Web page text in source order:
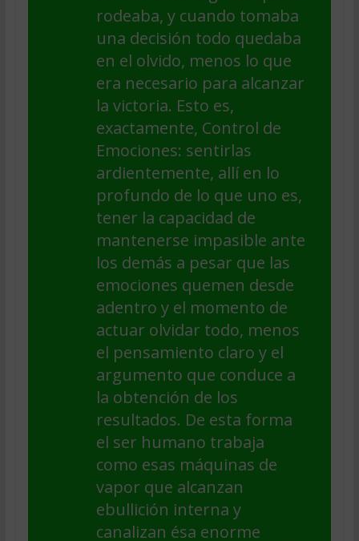
rodeaba, y cuando tomaba
una decisión todo quedaba
en el olvido, menos lo que
era necesario para alcanzar
la victoria. Esto es,
exactamente, Control de
Emociones: sentirlas
ardientemente, allí en lo
profundo de lo que uno es,
tener la capacidad de
mantenerse impasible ante
los demás a pesar que las
emociones quemen desde
adentro y el momento de
actuar olvidar todo, menos
el pensamiento claro y el
argumento que conduce a
la obtención de los
resultados. De esta forma
el ser humano trabaja
como esas máquinas de
vapor que alcanzan
ebullición interna y
canalizan ésa enorme